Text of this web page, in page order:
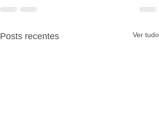
Posts recentes Ver tudo